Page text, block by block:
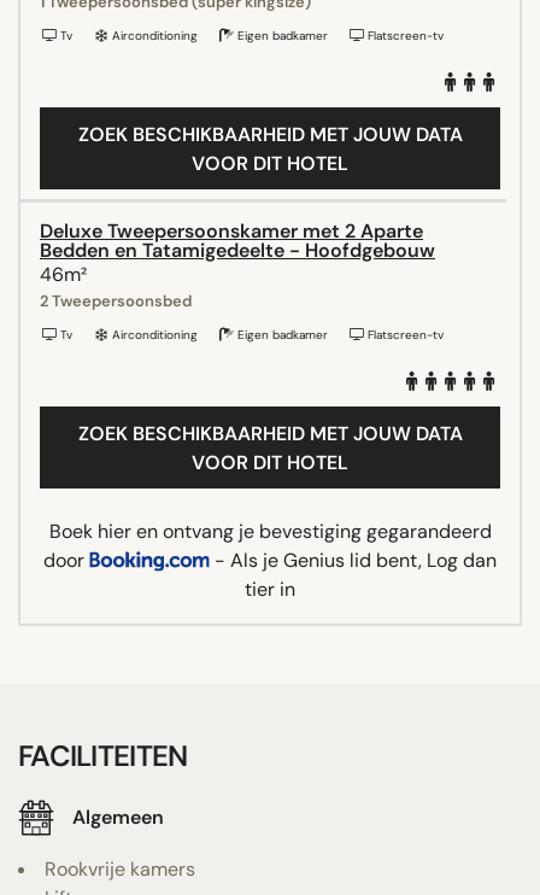
Tv Airconditioning Eigen badkamer Flatscreen-tv
ZOEK BESCHIKBAARHEID MET JOUW DATA
VOOR DIT HOTEL
Deluxe Tweepersoonskamer met 2 Aparte
Bedden en Tatamigedeelte - Hoofdgebouw
46m²
2 Tweepersoonsbed
Tv Airconditioning Eigen badkamer Flatscreen-tv
ZOEK BESCHIKBAARHEID MET JOUW DATA
VOOR DIT HOTEL
Boek hier en ontvang je bevestiging gegarandeerd
door
- Als je Genius lid bent, Log dan
tier in
FACILITEITEN
Algemeen
Rookvrije kamers